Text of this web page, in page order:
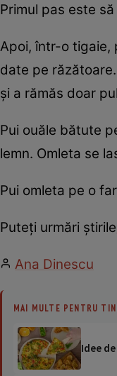
Primul pas este
Apoi, într-o tigaie,
date pe
şi a rămăs doar
Pui ouăle bătute
lemn. Omleta se
Pui omleta pe o
Puteţi urmări ştirile
Ana Dinescu
MAI MULTE PENTRU
Idee